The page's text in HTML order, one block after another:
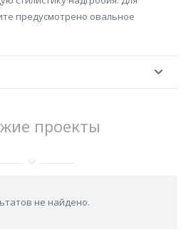
предусмотрено овальное
проекты
не найдено.